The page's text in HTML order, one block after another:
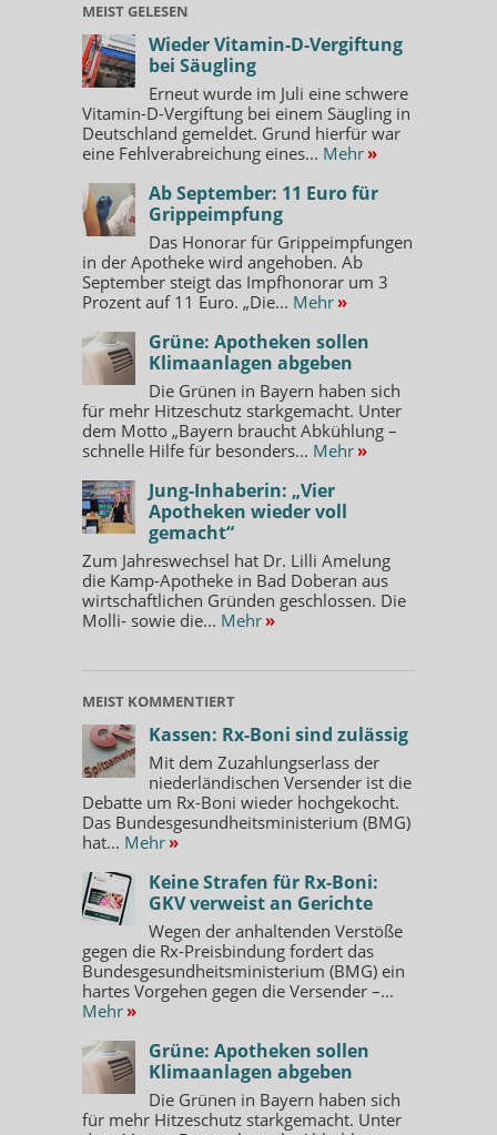
MEIST GELESEN
Wieder Vitamin-D-Vergiftung
bei Säugling
Erneut wurde im Juli eine schwere
Vitamin-D-Vergiftung bei einem Säugling in
Deutschland gemeldet. Grund hierfür war
eine Fehlverabreichung eines... Mehr »
Ab September: 11 Euro für
Grippeimpfung
Das Honorar für Grippeimpfungen
in der Apotheke wird angehoben. Ab
September steigt das Impfhonorar um 3
Prozent auf 11 Euro. „Die... Mehr »
Grüne: Apotheken sollen
Klimaanlagen abgeben
Die Grünen in Bayern haben sich
für mehr Hitzeschutz starkgemacht. Unter
dem Motto „Bayern braucht Abkühlung –
schnelle Hilfe für besonders... Mehr »
Jung-Inhaberin: „Vier
Apotheken wieder voll
gemacht“
Zum Jahreswechsel hat Dr. Lilli Amelung
die Kamp-Apotheke in Bad Doberan aus
wirtschaftlichen Gründen geschlossen. Die
Molli- sowie die... Mehr »
MEIST KOMMENTIERT
Kassen: Rx-Boni sind zulässig
Mit dem Zuzahlungserlass der
niederländischen Versender ist die
Debatte um Rx-Boni wieder hochgekocht.
Das Bundesgesundheitsministerium (BMG)
hat... Mehr »
Keine Strafen für Rx-Boni:
GKV verweist an Gerichte
Wegen der anhaltenden Verstöße
gegen die Rx-Preisbindung fordert das
Bundesgesundheitsministerium (BMG) ein
hartes Vorgehen gegen die Versender –...
Mehr »
Grüne: Apotheken sollen
Klimaanlagen abgeben
Die Grünen in Bayern haben sich
für mehr Hitzeschutz starkgemacht. Unter